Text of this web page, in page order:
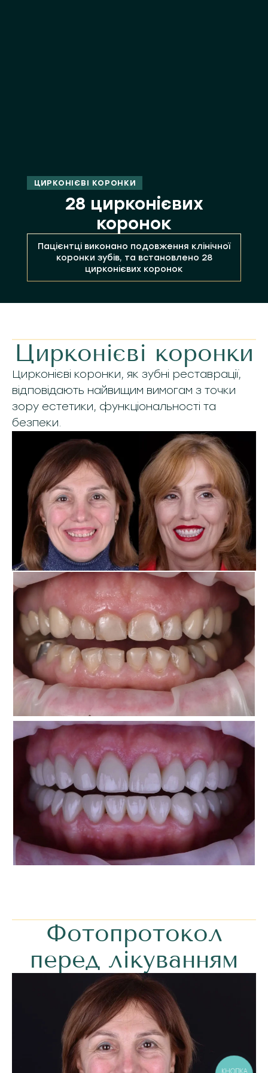
ЦИРКОНІЄВІ КОРОНКИ
28 цирконієвих
коронок
Пацієнтці виконано подовження клінічної
коронки зубів, та встановлено 28
цирконієвих коронок
Цирконієві коронки
Цирконієві коронки, як зубні реставрації,
відповідають найвищим вимогам з точки
зору естетики, функціональності та
безпеки.
Фотопротокол
перед лікуванням